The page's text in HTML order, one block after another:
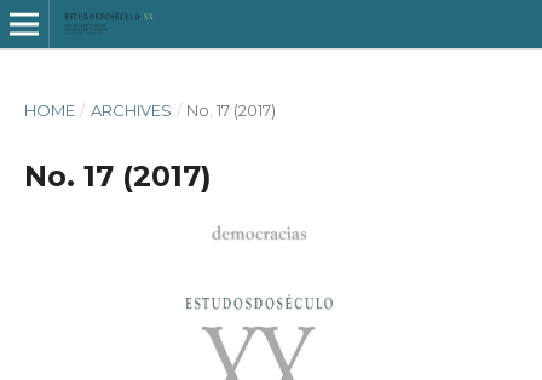
HOME / ARCHIVES / No. 17 (2017)
No. 17 (2017)